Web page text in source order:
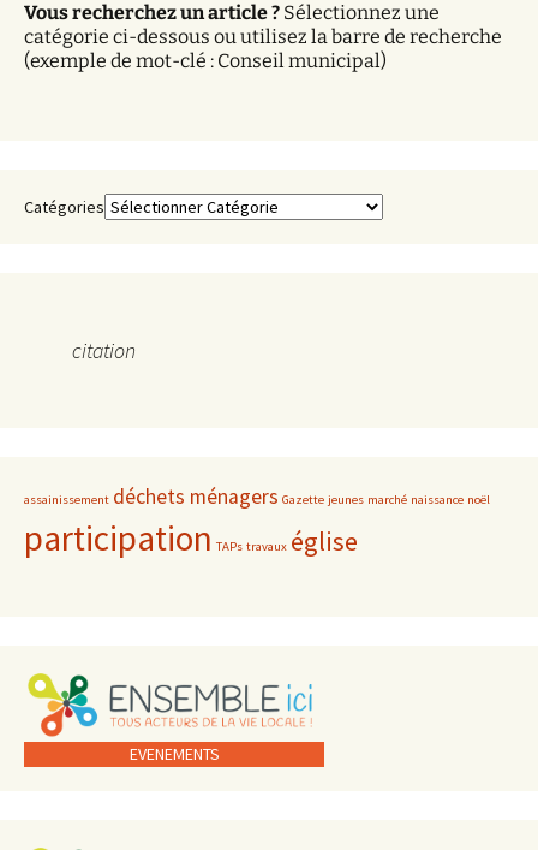
e
s
Vous recherchez un article ? Sélectionnez une
catégorie ci-dessous ou utilisez la barre de recherche
(exemple de mot-clé : Conseil municipal)
Catégories
citation
assainissement déchets ménagers Gazette jeunes marché naissance noël
participation TAPs travaux église
EVENEMENTS